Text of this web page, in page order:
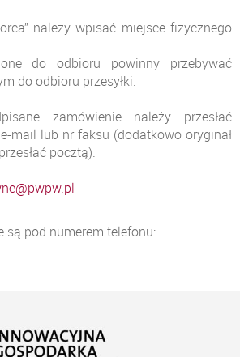
należy wpisać miejsce fizycznego
do odbioru powinny przebywać
do odbioru przesyłki.
zamówienie należy przesłać
mail lub nr faksu (dodatkowo oryginał
pocztą).
są pod numerem telefonu: